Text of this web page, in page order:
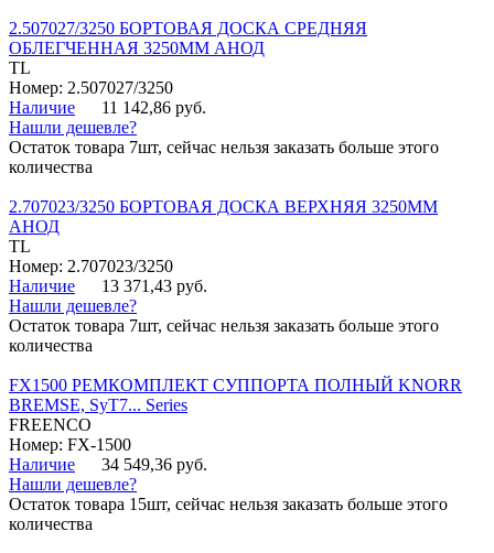
2.507027/3250 БОРТОВАЯ ДОСКА СРЕДНЯЯ
ОБЛЕГЧЕННАЯ 3250ММ АНОД
TL
Номер: 2.507027/3250
Наличие
11 142,86 руб.
Нашли дешевле?
Остаток товара 7шт, сейчас нельзя заказать больше этого
количества
2.707023/3250 БОРТОВАЯ ДОСКА ВЕРХНЯЯ 3250ММ
АНОД
TL
Номер: 2.707023/3250
Наличие
13 371,43 руб.
Нашли дешевле?
Остаток товара 7шт, сейчас нельзя заказать больше этого
количества
FX1500 РЕМКОМПЛЕКТ СУППОРТА ПОЛНЫЙ KNORR
BREMSE, SyT7... Series
FREENCO
Номер: FX-1500
Наличие
34 549,36 руб.
Нашли дешевле?
Остаток товара 15шт, сейчас нельзя заказать больше этого
количества